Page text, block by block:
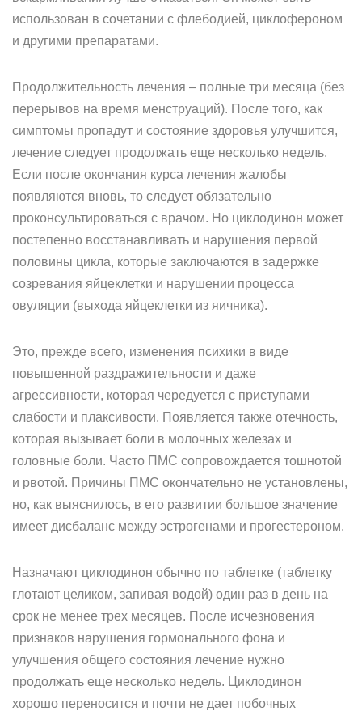
использован в сочетании с флебодией, циклофероном
и другими препаратами.
Продолжительность лечения – полные три месяца (без
перерывов на время менструаций). После того, как
симптомы пропадут и состояние здоровья улучшится,
лечение следует продолжать еще несколько недель.
Если после окончания курса лечения жалобы
появляются вновь, то следует обязательно
проконсультироваться с врачом. Но циклодинон может
постепенно восстанавливать и нарушения первой
половины цикла, которые заключаются в задержке
созревания яйцеклетки и нарушении процесса
овуляции (выхода яйцеклетки из яичника).
Это, прежде всего, изменения психики в виде
повышенной раздражительности и даже
агрессивности, которая чередуется с приступами
слабости и плаксивости. Появляется также отечность,
которая вызывает боли в молочных железах и
головные боли. Часто ПМС сопровождается тошнотой
и рвотой. Причины ПМС окончательно не установлены,
но, как выяснилось, в его развитии большое значение
имеет дисбаланс между эстрогенами и прогестероном.
Назначают циклодинон обычно по таблетке (таблетку
глотают целиком, запивая водой) один раз в день на
срок не менее трех месяцев. После исчезновения
признаков нарушения гормонального фона и
улучшения общего состояния лечение нужно
продолжать еще несколько недель. Циклодинон
хорошо переносится и почти не дает побочных